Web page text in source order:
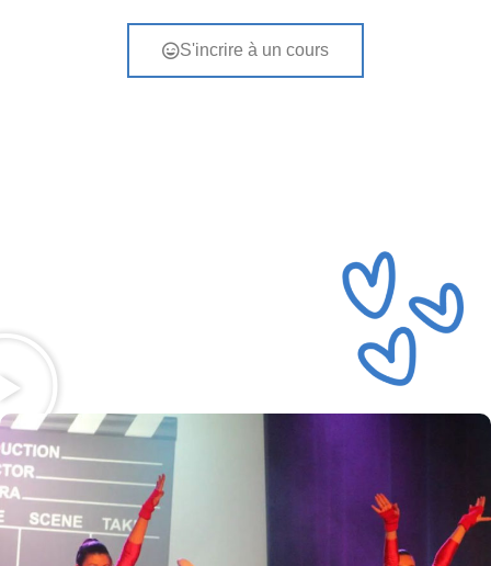
S'incrire à un cours